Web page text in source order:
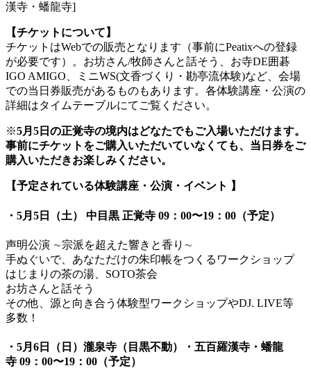
漢寺・蟠龍寺]
【チケットについて】
チケットはWebでの販売となります（事前にPeatixへの登録
が必要です）。お坊さん/牧師さんと話そう、お寺DE囲碁
IGO AMIGO、ミニWS(文香づくり・勘亭流体験)など、会場
での当日券販売があるものもあります。各体験講座・公演の
詳細はタイムテーブルにてご覧ください。
※5月5日の正覚寺の境内はどなたでもご入場いただけます。
事前にチケットをご購入いただいていなくても、当日券をご
購入いただきお楽しみください。
【予定されている体験講座・公演・イベント 】
・5月5日（土） 中目黒 正覚寺 09：00〜19：00（予定）
声明公演 ∼宗派を超えた響きと香り∼
手ぬぐいで、あなただけの朱印帳をつくるワークショップ
はじまりの茶の湯、SOTO茶会
お坊さんと話そう
その他、源と向き合う体験型ワークショップやDJ. LIVE等
多数！
・5月6日（日）瀧泉寺（目黒不動）・五百羅漢寺・蟠龍
寺 09：00〜19：00（予定）